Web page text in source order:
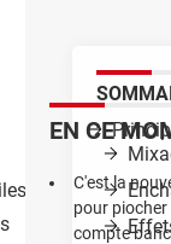
à
EN CE
C'est la
pour
compte